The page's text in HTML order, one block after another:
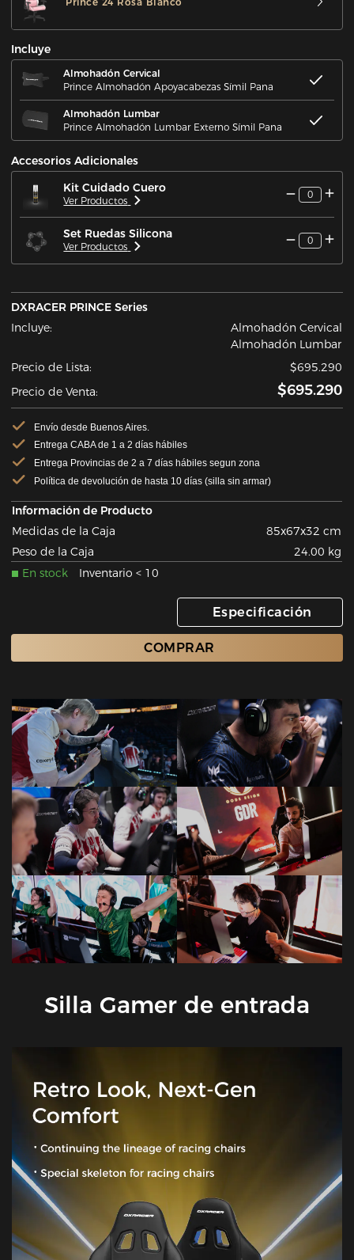
Incluye
Almohadón Cervical
Prince Almohadón Apoyacabezas Símil Pana
Almohadón Lumbar
Prince Almohadón Lumbar Externo Símil Pana
Accesorios Adicionales
Kit Cuidado Cuero
Ver Productos
0
Set Ruedas Silicona
Ver Productos
0
DXRACER PRINCE Series
Incluye:
Almohadón Cervical
Almohadón Lumbar
Precio de Lista:
$695.290
Precio de Venta:
$695.290
Envío desde Buenos Aires.
Entrega CABA de 1 a 2 días hábiles
Entrega Provincias de 2 a 7 días hábiles segun zona
Política de devolución de hasta 10 días (silla sin armar)
Información de Producto
Medidas de la Caja
85x67x32 cm
Peso de la Caja
24.00 kg
En stock
Inventario < 10
Especificación
COMPRAR
Silla Gamer de entrada